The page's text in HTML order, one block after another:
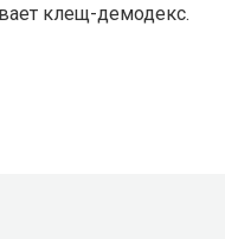
клещ-демодекс.